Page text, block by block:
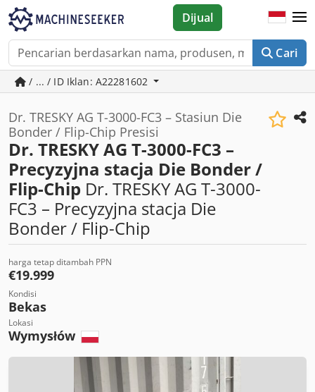
Cari
Dijual
/ ... / ID Iklan: A22281602
Dr. TRESKY AG T-3000-FC3 – Stasiun Die
Bonder / Flip-Chip Presisi
Dr. TRESKY AG T-3000-FC3 –
Precyzyjna stacja Die Bonder /
Flip-Chip Dr. TRESKY AG T-3000-
FC3 – Precyzyjna stacja Die
Bonder / Flip-Chip
harga tetap ditambah PPN
€19.999
Kondisi
Bekas
Lokasi
Wymysłów